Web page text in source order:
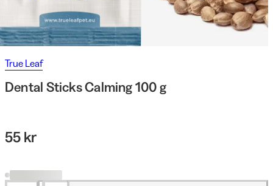
True Leaf
Dental Sticks Calming 100 g
55 kr